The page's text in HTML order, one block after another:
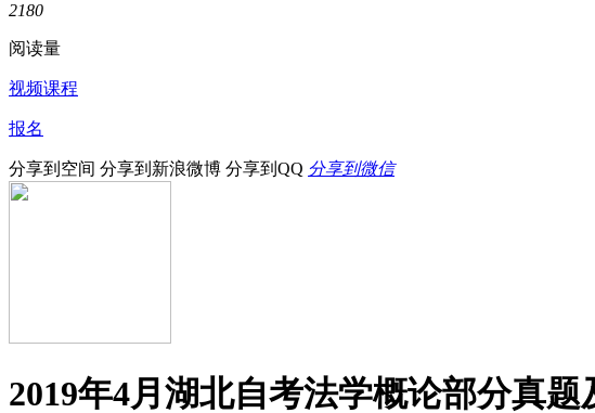
2180
阅读量
视频课程
报名
分享到空间 分享到新浪微博 分享到QQ 分享到微信
2019年4月湖北自考法学概论部分真题